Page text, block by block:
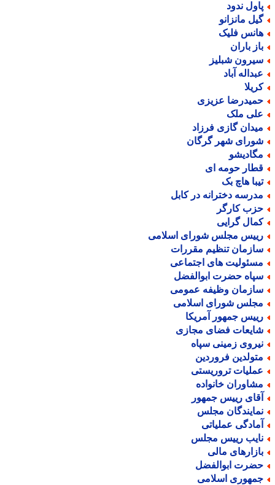
ندود
مانزانو
فلیک
باران
شبلیز
آباد
عزیزی
ملک
گازی فرزاد
شهر گرگان
حومه ای
هاچ بک
دخترانه در کابل
کارگر
گرایی
مجلس شورای اسلامی
تنظیم مقررات
های اجتماعی
حضرت ابوالفضل
وظیفه عمومی
شورای اسلامی
جمهور آمریکا
فضای مجازی
زمینی سپاه
فروردین
تروریستی
خانواده
رییس جمهور
مجلس
عملیاتی
رییس مجلس
مالی
ابوالفضل
اسلامی